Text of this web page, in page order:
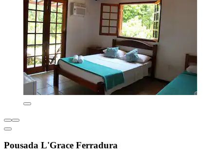
Pousada L'Grace Ferradura